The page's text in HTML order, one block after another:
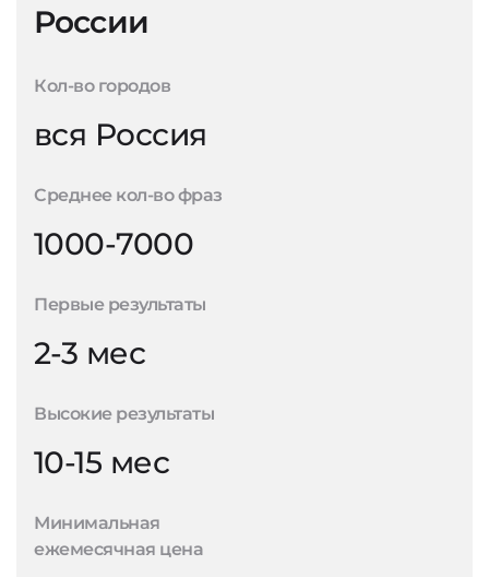
России
Кол-во городов
вся Россия
Среднее кол-во фраз
1000-7000
Первые результаты
2-3 мес
Высокие результаты
10-15 мес
Минимальная
ежемесячная цена